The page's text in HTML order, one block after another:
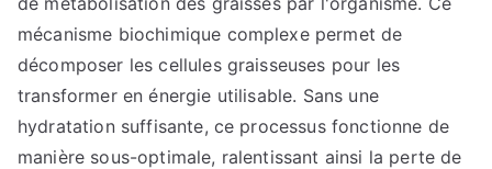
mécanisme biochimique complexe permet de
décomposer les cellules graisseuses pour les
transformer en énergie utilisable. Sans une
hydratation suffisante, ce processus fonctionne de
manière sous-optimale, ralentissant ainsi la perte de